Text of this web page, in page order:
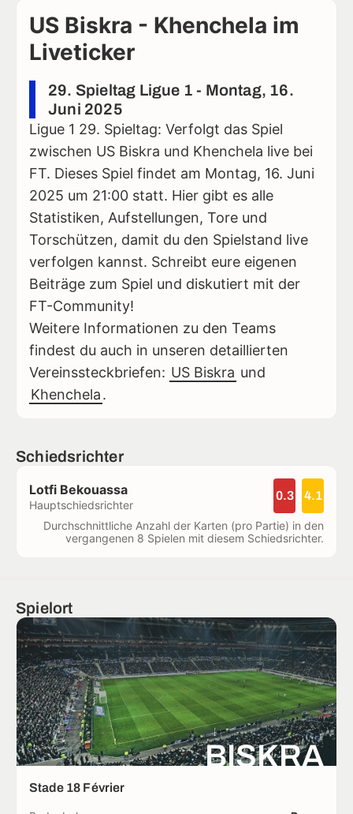
US Biskra - Khenchela im
Liveticker
29. Spieltag Ligue 1 - Montag, 16.
Juni 2025
Ligue 1 29. Spieltag: Verfolgt das Spiel
zwischen US Biskra und Khenchela live bei
FT. Dieses Spiel findet am Montag, 16. Juni
2025 um 21:00 statt. Hier gibt es alle
Statistiken, Aufstellungen, Tore und
Torschützen, damit du den Spielstand live
verfolgen kannst. Schreibt eure eigenen
Beiträge zum Spiel und diskutiert mit der
FT-Community!
Weitere Informationen zu den Teams
findest du auch in unseren detaillierten
Vereinssteckbriefen: US Biskra und
Khenchela.
Schiedsrichter
Lotfi Bekouassa
Hauptschiedsrichter
0.3 4.1
Durchschnittliche Anzahl der Karten (pro Partie) in den
vergangenen 8 Spielen mit diesem Schiedsrichter.
Spielort
BISKRA
Stade 18 Février